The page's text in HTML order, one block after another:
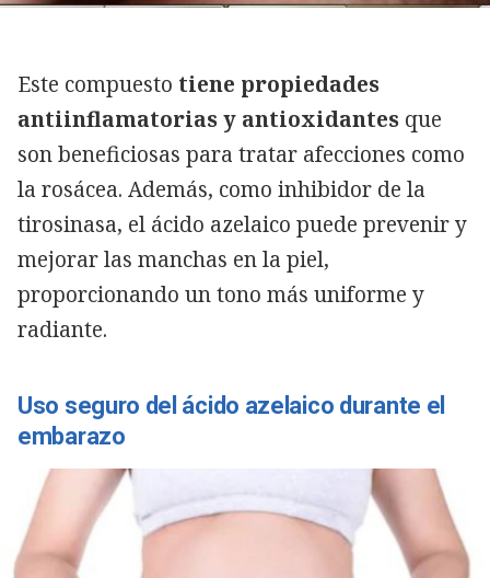
Este compuesto tiene propiedades
antiinflamatorias y antioxidantes que
son beneficiosas para tratar afecciones como
la rosácea. Además, como inhibidor de la
tirosinasa, el ácido azelaico puede prevenir y
mejorar las manchas en la piel,
proporcionando un tono más uniforme y
radiante.
Uso seguro del ácido azelaico durante el
embarazo